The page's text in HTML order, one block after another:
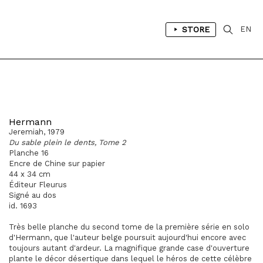
STORE EN
Hermann
Jeremiah, 1979
Du sable plein le dents, Tome 2
Planche 16
Encre de Chine sur papier
44 x 34 cm
Éditeur Fleurus
Signé au dos
id. 1693
Très belle planche du second tome de la première série en solo
d'Hermann, que l'auteur belge poursuit aujourd'hui encore avec
toujours autant d'ardeur. La magnifique grande case d'ouverture
plante le décor désertique dans lequel le héros de cette célèbre